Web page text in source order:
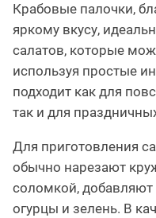
Крабовые палочки,
яркому вкусу,
салатов, которые
используя простые
подходит как для
так и для
Для приготовления
обычно нарезают
соломкой, добавляют
огурцы и зелень. В